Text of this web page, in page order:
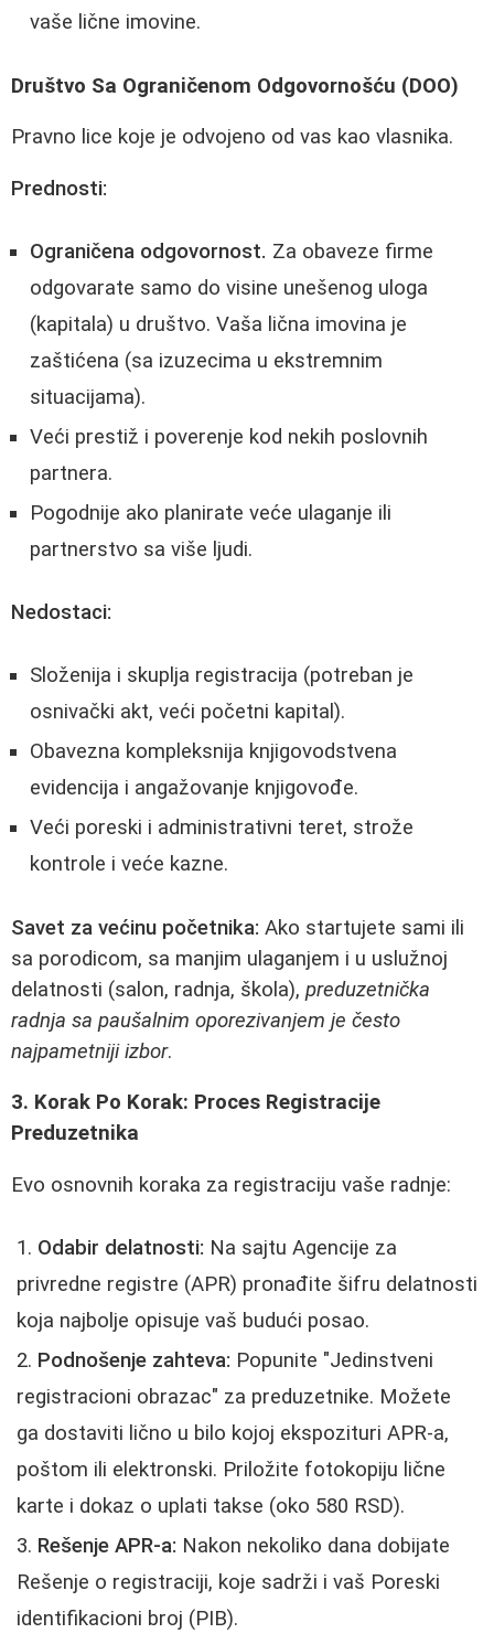
vaše lične imovine.
Društvo Sa Ograničenom Odgovornošću (DOO)
Pravno lice koje je odvojeno od vas kao vlasnika.
Prednosti:
Ograničena odgovornost. Za obaveze firme
odgovarate samo do visine unešenog uloga
(kapitala) u društvo. Vaša lična imovina je
zaštićena (sa izuzecima u ekstremnim
situacijama).
Veći prestiž i poverenje kod nekih poslovnih
partnera.
Pogodnije ako planirate veće ulaganje ili
partnerstvo sa više ljudi.
Nedostaci:
Složenija i skuplja registracija (potreban je
osnivački akt, veći početni kapital).
Obavezna kompleksnija knjigovodstvena
evidencija i angažovanje knjigovođe.
Veći poreski i administrativni teret, strože
kontrole i veće kazne.
Savet za većinu početnika: Ako startujete sami ili
sa porodicom, sa manjim ulaganjem i u uslužnoj
delatnosti (salon, radnja, škola), preduzetnička
radnja sa paušalnim oporezivanjem je često
najpametniji izbor.
3. Korak Po Korak: Proces Registracije
Preduzetnika
Evo osnovnih koraka za registraciju vaše radnje:
Odabir delatnosti: Na sajtu Agencije za
privredne registre (APR) pronađite šifru delatnosti
koja najbolje opisuje vaš budući posao.
Podnošenje zahteva: Popunite "Jedinstveni
registracioni obrazac" za preduzetnike. Možete
ga dostaviti lično u bilo kojoj ekspozituri APR-a,
poštom ili elektronski. Priložite fotokopiju lične
karte i dokaz o uplati takse (oko 580 RSD).
Rešenje APR-a: Nakon nekoliko dana dobijate
Rešenje o registraciji, koje sadrži i vaš Poreski
identifikacioni broj (PIB).